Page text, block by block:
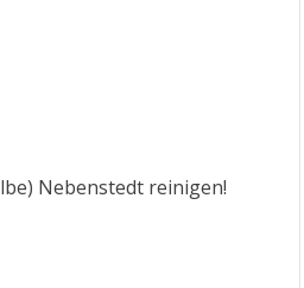
Nebenstedt reinigen!